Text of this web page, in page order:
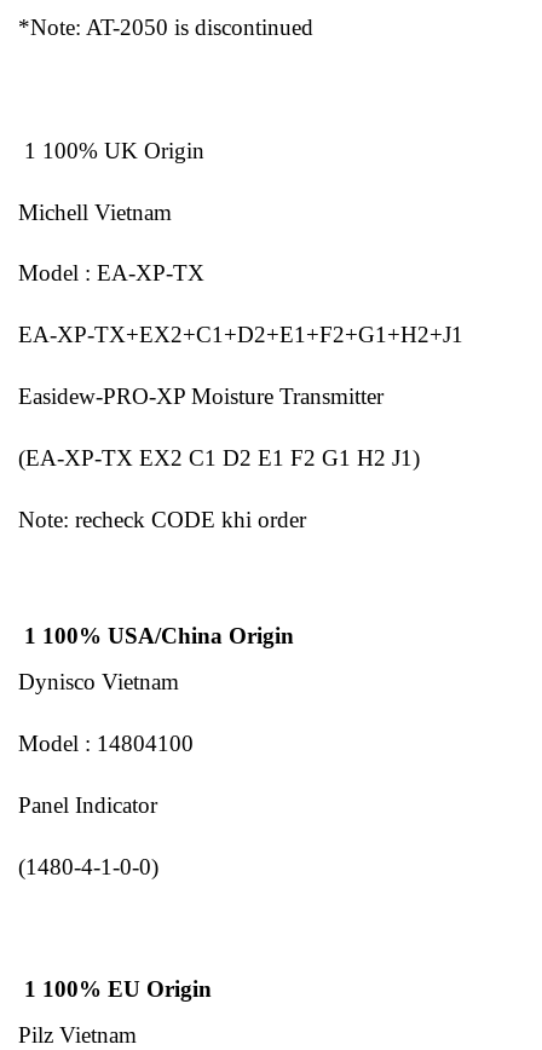
*Note: AT-2050 is discontinued
1 100% UK Origin
Michell Vietnam
Model : EA-XP-TX
EA-XP-TX+EX2+C1+D2+E1+F2+G1+H2+J1
Easidew-PRO-XP Moisture Transmitter
(EA-XP-TX EX2 C1 D2 E1 F2 G1 H2 J1)
Note: recheck CODE khi order
1 100% USA/China Origin
Dynisco Vietnam
Model : 14804100
Panel Indicator
(1480-4-1-0-0)
1 100% EU Origin
Pilz Vietnam